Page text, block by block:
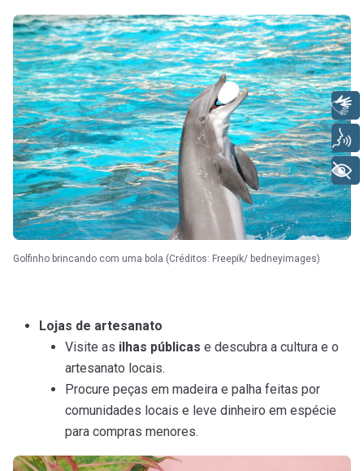
Golfinho brincando com uma bola (Créditos: Freepik/ bedneyimages)
Lojas de artesanato
Visite as ilhas públicas e descubra a cultura e o
artesanato locais.
Procure peças em madeira e palha feitas por
comunidades locais e leve dinheiro em espécie
para compras menores.
Libras
Voz
+ Acessibilidade